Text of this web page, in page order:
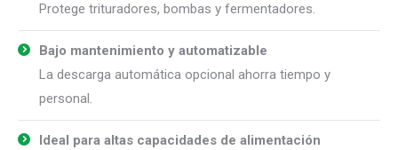
Protege trituradores, bombas y fermentadores.
Bajo mantenimiento y automatizable
La descarga automática opcional ahorra tiempo y
personal.
Ideal para altas capacidades de alimentación